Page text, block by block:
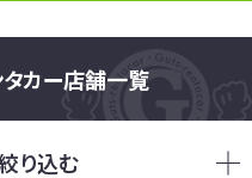
カー店舗一覧
り込む